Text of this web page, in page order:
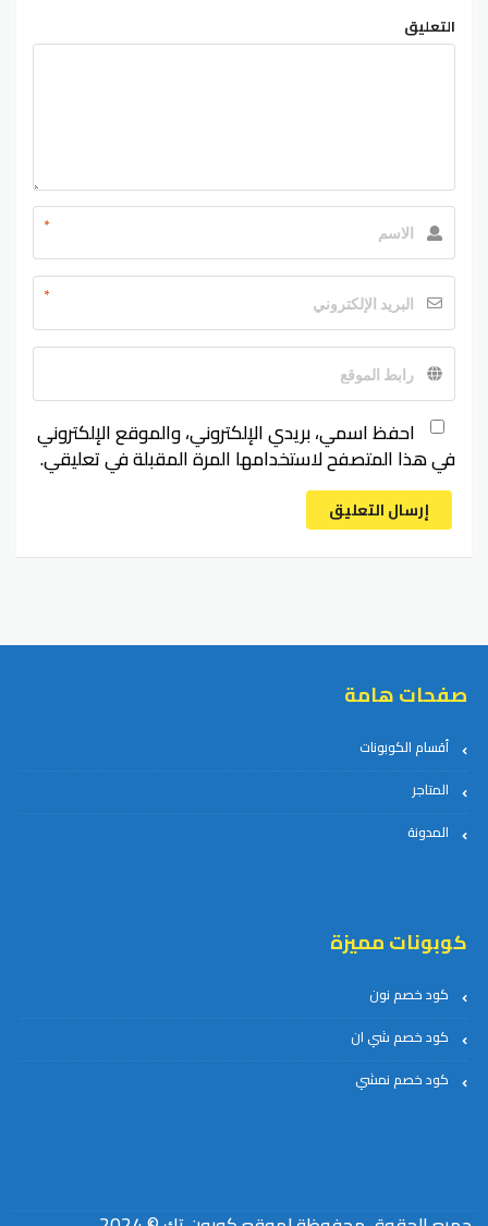
التعليق
*
*
احفظ اسمي، بريدي الإلكتروني، والموقع الإلكتروني
في هذا المتصفح لاستخدامها المرة المقبلة في تعليقي.
إرسال التعليق
صفحات هامة
أقسام الكوبونات
المتاجر
المدونة
كوبونات مميزة
كود خصم نون
كود خصم شي ان
كود خصم نمشي